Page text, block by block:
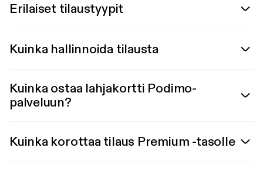
Erilaiset tilaustyypit
Kuinka hallinnoida tilausta
Kuinka ostaa lahjakortti Podimo-
palveluun?
Kuinka korottaa tilaus Premium -tasolle